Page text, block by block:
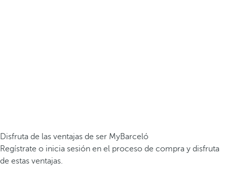
Disfruta de las ventajas de ser MyBarceló
Regístrate o inicia sesión en el proceso de compra y disfruta
de estas ventajas.